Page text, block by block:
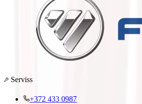
Serviss
+372 433 0987